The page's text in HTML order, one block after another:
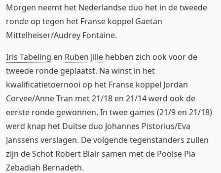
Morgen neemt het Nederlandse duo het in de tweede
ronde op tegen het Franse koppel Gaetan
Mittelheiser/Audrey Fontaine.
Iris Tabeling en Ruben Jille hebben zich ook voor de
tweede ronde geplaatst. Na winst in het
kwalificatietoernooi op het Franse koppel Jordan
Corvee/Anne Tran met 21/18 en 21/14 werd ook de
eerste ronde gewonnen. In twee games (21/9 en 21/18)
werd knap het Duitse duo Johannes Pistorius/Eva
Janssens verslagen. De volgende tegenstanders zullen
zijn de Schot Robert Blair samen met de Poolse Pia
Zebadiah Bernadeth.